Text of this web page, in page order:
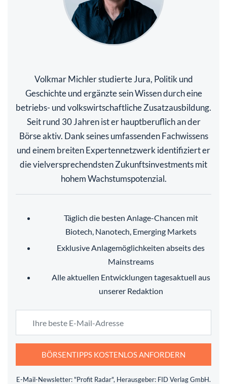
Volkmar Michler studierte Jura, Politik und
Geschichte und ergänzte sein Wissen durch eine
betriebs- und volkswirtschaftliche Zusatzausbildung.
Seit rund 30 Jahren ist er hauptberuflich an der
Börse aktiv. Dank seines umfassenden Fachwissens
und einem breiten Expertennetzwerk identifiziert er
die vielversprechendsten Zukunftsinvestments mit
hohem Wachstumspotenzial.
Täglich die besten Anlage-Chancen mit
Biotech, Nanotech, Emerging Markets
Exklusive Anlagemöglichkeiten abseits des
Mainstreams
Alle aktuellen Entwicklungen tagesaktuell aus
unserer Redaktion
BÖRSENTIPPS KOSTENLOS ANFORDERN
E-Mail-Newsletter: "Profit Radar", Herausgeber: FID Verlag GmbH.